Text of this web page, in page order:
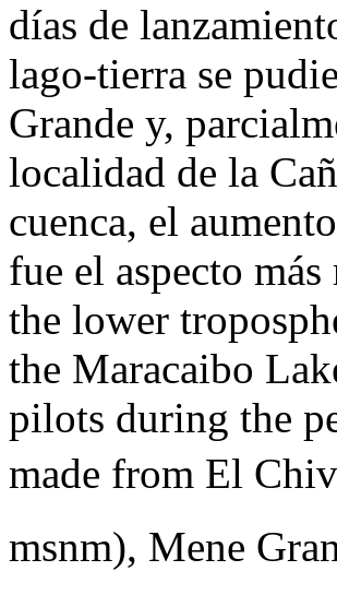
días de
lago-tierra se
Grande y,
localidad de la
cuenca, el
fue el aspecto
the lower
the Maracaibo
pilots during the
made from El
msnm), Mene